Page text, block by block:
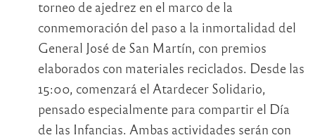
torneo de ajedrez en el marco de la
conmemoración del paso a la inmortalidad del
General José de San Martín, con premios
elaborados con materiales reciclados. Desde las
15:00, comenzará el Atardecer Solidario,
pensado especialmente para compartir el Día
de las Infancias. Ambas actividades serán con